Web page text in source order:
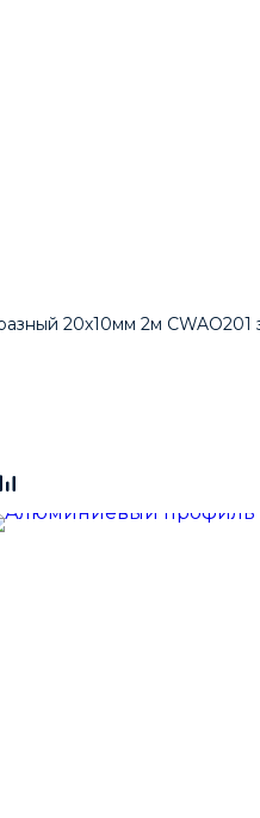
20х10мм 2м CWAO201
В КОРЗИНЕ